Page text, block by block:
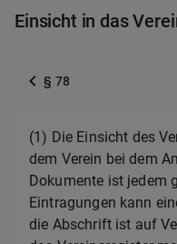
Einsicht in das
§ 78
(1) Die Einsicht des
dem Verein bei dem
Dokumente ist jedem
Eintragungen kann
die Abschrift ist auf